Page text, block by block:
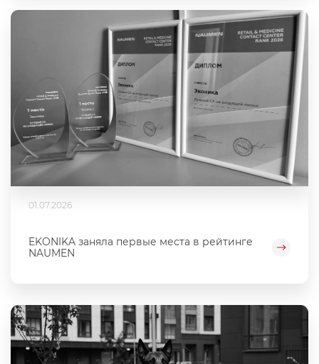
01.07.2026
EKONIKA заняла первые места в рейтинге
NAUMEN